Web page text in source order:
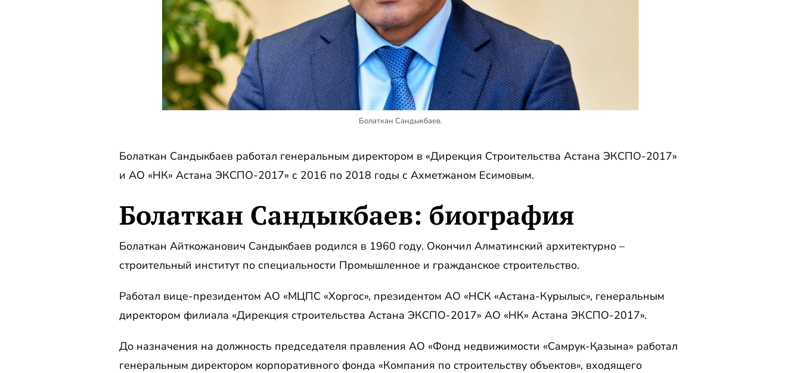
Болаткан Сандыкбаев.
Болаткан Сандыкбаев работал генеральным директором в «Дирекция Строительства Астана ЭКСПО-2017»
и АО «НК» Астана ЭКСПО-2017» с 2016 по 2018 годы с Ахметжаном Есимовым.
Болаткан Сандыкбаев: биография
Болаткан Айткожанович Сандыкбаев родился в 1960 году. Окончил Алматинский архитектурно –
строительный институт по специальности Промышленное и гражданское строительство.
Работал вице-президентом АО «МЦПС «Хоргос», президентом АО «НСК «Астана-Курылыс», генеральным
директором филиала «Дирекция строительства Астана ЭКСПО-2017» АО «НК» Астана ЭКСПО-2017».
До назначения на должность председателя правления АО «Фонд недвижимости «Самрук-Қазына» работал
генеральным директором корпоративного фонда «Компания по строительству объектов», входящего